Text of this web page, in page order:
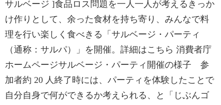
サルベージ ]食品ロス問題を一人一人が考えるきっか
け作りとして、余った食材を持ち寄り、みんなで料
理を行い楽しく食べきる「サルベージ・パーティ
（通称：サルパ）」を開催。詳細はこちら 消費者庁
ホームページサルベージ・パーティ開催の様子 参
加者約 20 人終了時には、パーティを体験したことで
自分自身で何ができるか考えられる、と「じぶんゴ